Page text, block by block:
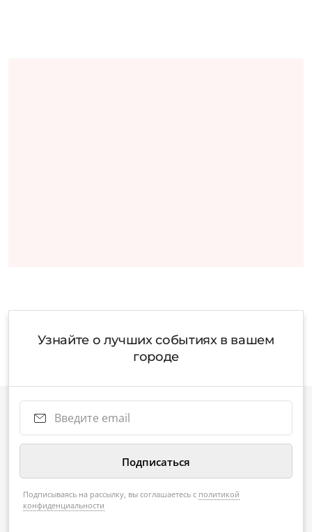
Узнайте о лучших событиях в вашем
городе
Подписываясь на рассылку, вы соглашаетесь с политикой
конфиденциальности